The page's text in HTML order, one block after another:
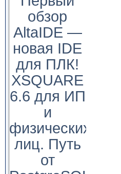
обзор
AltaIDE —
новая IDE
для ПЛК!
XSQUARE
6.6 для ИП
и
физических
лиц. Путь
от